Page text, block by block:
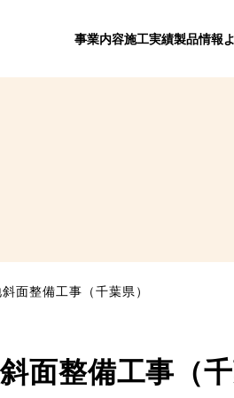
事業内容施工実績製品情報
面整備工事（千葉県）
面整備工事（千